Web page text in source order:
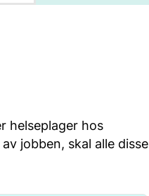
helseplager hos
jobben, skal alle disse